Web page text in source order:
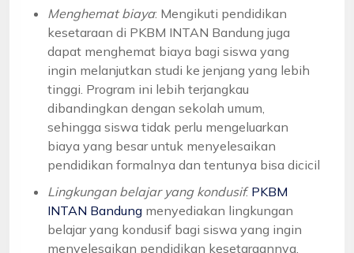
Menghemat biaya: Mengikuti pendidikan
kesetaraan di PKBM INTAN Bandung juga
dapat menghemat biaya bagi siswa yang
ingin melanjutkan studi ke jenjang yang lebih
tinggi. Program ini lebih terjangkau
dibandingkan dengan sekolah umum,
sehingga siswa tidak perlu mengeluarkan
biaya yang besar untuk menyelesaikan
pendidikan formalnya dan tentunya bisa dicicil
Lingkungan belajar yang kondusif: PKBM
INTAN Bandung menyediakan lingkungan
belajar yang kondusif bagi siswa yang ingin
menyelesaikan pendidikan kesetaraannya.